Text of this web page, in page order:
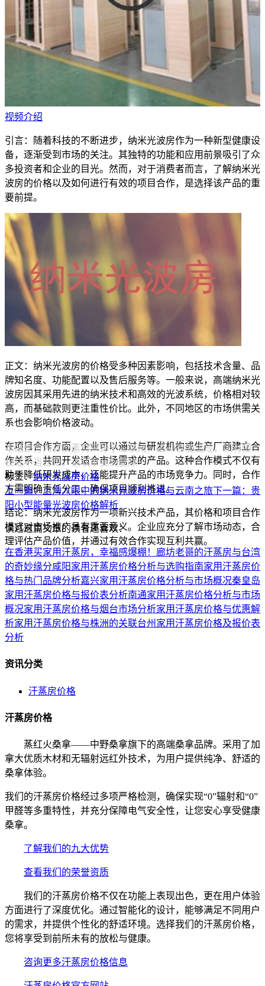
视频介绍
引言：随着科技的不断进步，纳米光波房作为一种新型健康设
备，逐渐受到市场的关注。其独特的功能和应用前景吸引了众
多投资者和企业的目光。然而，对于消费者而言，了解纳米光
波房的价格以及如何进行有效的项目合作，是选择该产品的重
要前提。
正文：纳米光波房的价格受多种因素影响，包括技术含量、品
牌知名度、功能配置以及售后服务等。一般来说，高端纳米光
波房因其采用先进的纳米技术和高效的光波系统，价格相对较
高，而基础款则更注重性价比。此外，不同地区的市场供需关
系也会影响价格波动。
在项目合作方面，企业可以通过与研发机构或生产厂商建立合
作关系，共同开发适合市场需求的产品。这种合作模式不仅有
助于降低研发成本，还能提升产品的市场竞争力。同时，合作
方需明确责任分工，确保项目顺利推进。
结论：纳米光波房作为一项新兴技术产品，其价格和项目合作
模式对市场推广具有重要意义。企业应充分了解市场动态，合
理评估产品价值，并通过有效合作实现互利共赢。
本站部分内容及素材来源于互联网，由AI智能生成，如有侵
权或不当言论，请联系我们删除！
标签：纳米光波房价格
上一篇：上海人眼中的纳米光波房价格与云南之旅下一篇：贵
阳小型能量光波房价格解析
读过这篇文章的读者还喜欢：
在香港买家用汗蒸房，幸福感爆棚！ 廊坊老哥的汗蒸房与台湾
的奇妙缘分咸阳家用汗蒸房价格分析与选购指南家用汗蒸房价
格与热门品牌分析嘉兴家用汗蒸房价格分析与市场概况秦皇岛
家用汗蒸房价格与报价表分析南通家用汗蒸房价格分析与市场
概况家用汗蒸房价格与烟台市场分析家用汗蒸房价格与优惠解
析家用汗蒸房价格与株洲的关联台州家用汗蒸房价格及报价表
分析
资讯分类
汗蒸房价格
汗蒸房价格
蒸红火桑拿——中野桑拿旗下的高端桑拿品牌。采用了加
拿大优质木材和无辐射远红外技术，为用户提供纯净、舒适的
桑拿体验。
我们的汗蒸房价格经过多项严格检测，确保实现“0”辐射和“0”
甲醛等多重特性，并充分保障电气安全性，让您安心享受健康
桑拿。
了解我们的九大优势
查看我们的荣誉资质
我们的汗蒸房价格不仅在功能上表现出色，更在用户体验
方面进行了深度优化。通过智能化的设计，能够满足不同用户
的需求，并提供个性化的舒适环境。选择我们的汗蒸房价格，
您将享受到前所未有的放松与健康。
咨询更多汗蒸房价格信息